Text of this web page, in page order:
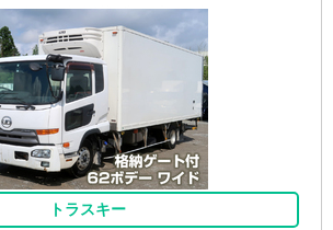
トラスキー